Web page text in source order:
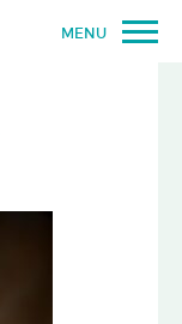
MENU